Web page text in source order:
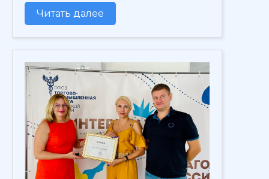
Читать далее